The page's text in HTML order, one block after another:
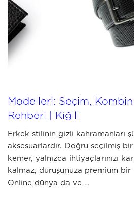
Modelleri: Seçim,
Rehberi | Kiğılı
Erkek stilinin gizli kahramanları
aksesuarlardır. Doğru seçilmiş
kemer, yalnızca ihtiyaçlarınızı
kalmaz, duruşunuza premium bir
Online dünya da ve …